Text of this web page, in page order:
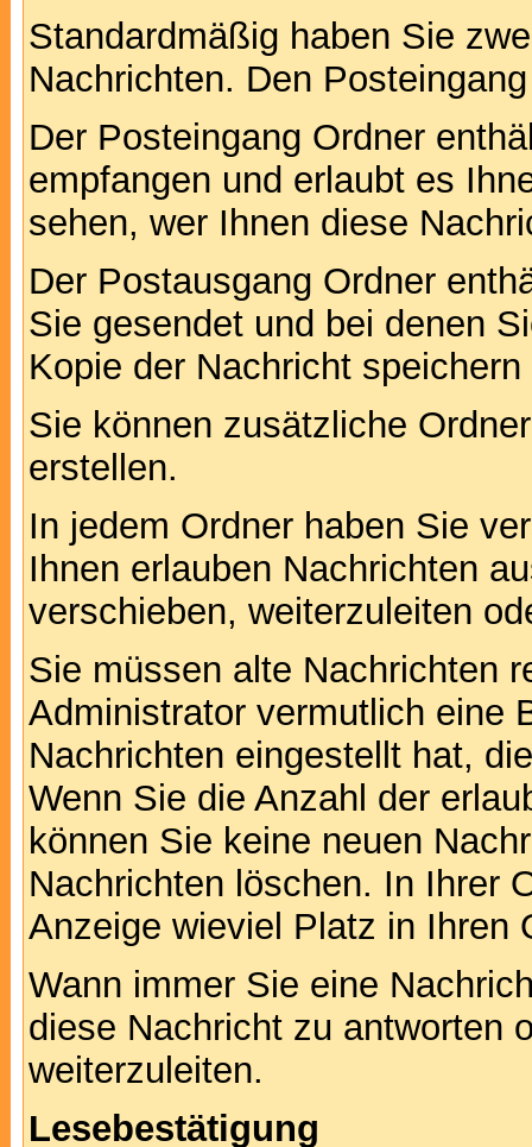
Standardmäßig haben Sie
Nachrichten. Den
Der Posteingang Ordner
empfangen und erlaubt es
sehen, wer Ihnen diese
Der Postausgang Ordner
Sie gesendet und bei denen
Kopie der Nachricht
Sie können zusätzliche
erstellen.
In jedem Ordner haben Sie
Ihnen erlauben Nachrichten
verschieben, weiterzuleiten
Sie müssen alte Nachrichten
Administrator vermutlich eine
Nachrichten eingestellt hat,
Wenn Sie die Anzahl der
können Sie keine neuen
Nachrichten löschen. In Ihrer
Anzeige wieviel Platz in Ihren
Wann immer Sie eine
diese Nachricht zu antworten
weiterzuleiten.
Lesebestätigung